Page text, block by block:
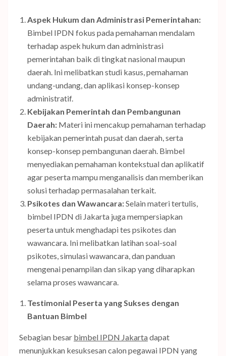
Aspek Hukum dan Administrasi Pemerintahan:
Bimbel IPDN fokus pada pemahaman mendalam
terhadap aspek hukum dan administrasi
pemerintahan baik di tingkat nasional maupun
daerah. Ini melibatkan studi kasus, pemahaman
undang-undang, dan aplikasi konsep-konsep
administratif.
Kebijakan Pemerintah dan Pembangunan
Daerah: Materi ini mencakup pemahaman terhadap
kebijakan pemerintah pusat dan daerah, serta
konsep-konsep pembangunan daerah. Bimbel
menyediakan pemahaman kontekstual dan aplikatif
agar peserta mampu menganalisis dan memberikan
solusi terhadap permasalahan terkait.
Psikotes dan Wawancara:Selain materi tertulis,
bimbel IPDN di Jakarta juga mempersiapkan
peserta untuk menghadapi tes psikotes dan
wawancara. Ini melibatkan latihan soal-soal
psikotes, simulasi wawancara, dan panduan
mengenai penampilan dan sikap yang diharapkan
selama proses wawancara.
Testimonial Peserta yang Sukses dengan
Bantuan Bimbel
Sebagian besar bimbel IPDN Jakartadapat
menunjukkan kesuksesan calon pegawai IPDN yang